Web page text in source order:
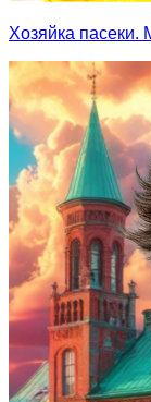
Хозяйка пасеки.